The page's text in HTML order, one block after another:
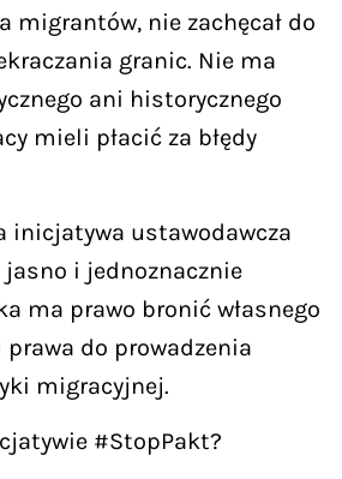
migrantów, nie zachęcał do
granic. Nie ma
ani historycznego
mieli płacić za błędy
inicjatywa ustawodawcza
i jednoznacznie
ma prawo bronić własnego
do prowadzenia
migracyjnej.
#StopPakt?